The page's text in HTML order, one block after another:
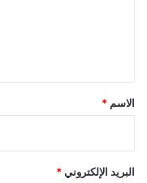
*
الاسم *
البريد الإلكتروني *